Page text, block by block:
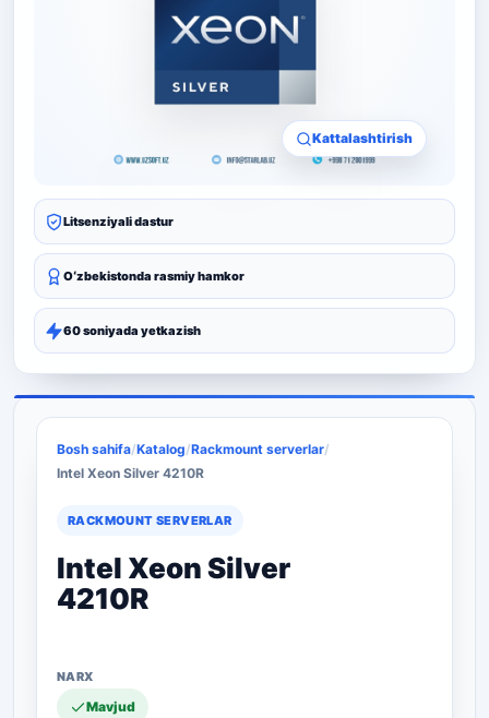
Kattalashtirish
Litsenziyali dastur
Oʻzbekistonda rasmiy hamkor
60 soniyada yetkazish
Bosh sahifa/Katalog/Rackmount serverlar/
Intel Xeon Silver 4210R
RACKMOUNT SERVERLAR
Intel Xeon Silver
4210R
Mavjud